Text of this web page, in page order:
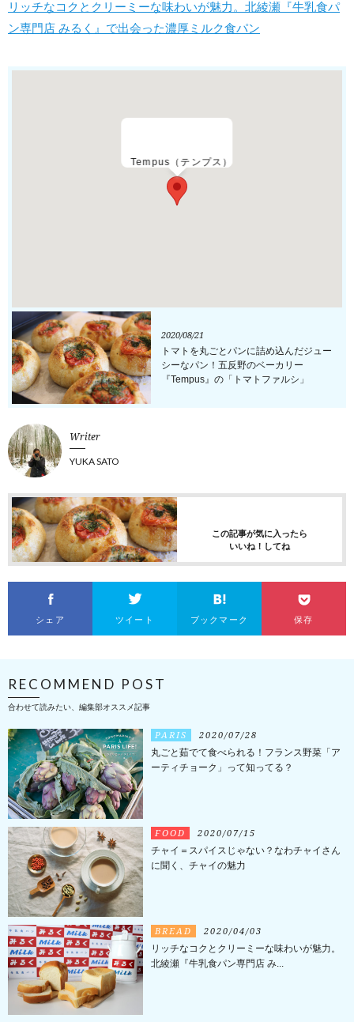
リッチなコクとクリーミーな味わいが魅力。北綾瀬『牛乳食パ
ン専門店 みるく』で出会った濃厚ミルク食パン
Tempus（テンプス）
2020/08/21
トマトを丸ごとパンに詰め込んだジュー
シーなパン！五反野のベーカリー
『Tempus』の「トマトファルシ」
Writer
YUKA SATO
この記事が気に入ったら
いいね！してね
シェア ツイート ブックマーク 保存
RECOMMEND POST
合わせて読みたい、編集部オススメ記事
PARIS 2020/07/28
丸ごと茹でて食べられる！フランス野菜「ア
ーティチョーク」って知ってる？
FOOD 2020/07/15
チャイ＝スパイスじゃない？なわチャイさん
に聞く、チャイの魅力
BREAD 2020/04/03
リッチなコクとクリーミーな味わいが魅力。
北綾瀬『牛乳食パン専門店 み...